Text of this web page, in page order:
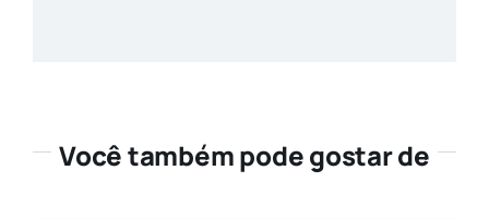
Você também pode gostar de